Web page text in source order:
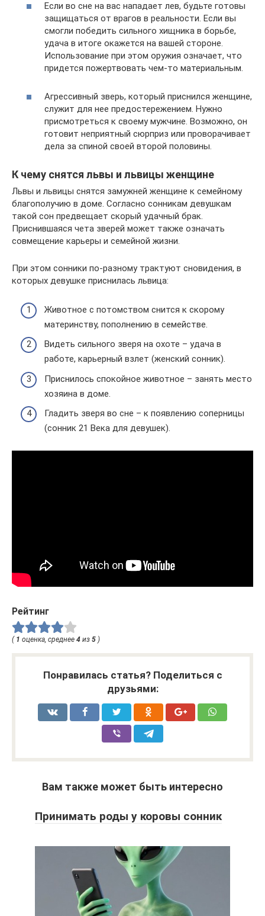
Если во сне на вас нападает лев, будьте готовы
защищаться от врагов в реальности. Если вы
смогли победить сильного хищника в борьбе,
удача в итоге окажется на вашей стороне.
Использование при этом оружия означает, что
придется пожертвовать чем-то материальным.
Агрессивный зверь, который приснился женщине,
служит для нее предостережением. Нужно
присмотреться к своему мужчине. Возможно, он
готовит неприятный сюрприз или проворачивает
дела за спиной своей второй половины.
К чему снятся львы и львицы женщине
Львы и львицы снятся замужней женщине к семейному
благополучию в доме. Согласно сонникам девушкам
такой сон предвещает скорый удачный брак.
Приснившаяся чета зверей может также означать
совмещение карьеры и семейной жизни.
При этом сонники по-разному трактуют сновидения, в
которых девушке приснилась львица:
Животное с потомством снится к скорому
материнству, пополнению в семействе.
Видеть сильного зверя на охоте – удача в
работе, карьерный взлет (женский сонник).
Приснилось спокойное животное – занять место
хозяина в доме.
Гладить зверя во сне – к появлению соперницы
(сонник 21 Века для девушек).
Рейтинг
( 1 оценка, среднее 4 из 5 )
Понравилась статья? Поделиться с
друзьями:
Вам также может быть интересно
Принимать роды у коровы сонник